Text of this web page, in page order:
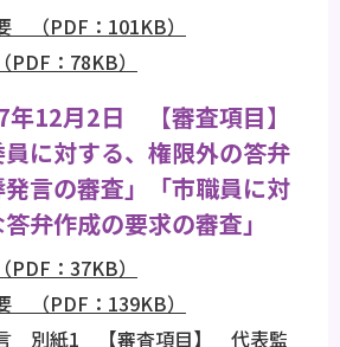
（PDF：101KB）
：78KB）
12月2日 【審査項目】
員に対する、権限外の答弁
言の審査」「市職員に対
弁作成の要求の審査」
：37KB）
（PDF：139KB）
別紙1 【審査項目】 代表監